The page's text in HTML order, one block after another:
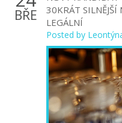
BŘE
30KRÁT SILNĚJŠÍ
LEGÁLNÍ
Posted by